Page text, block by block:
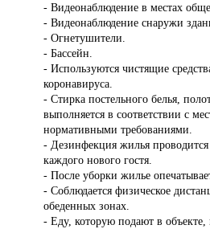
- Видеонаблюдение в местах
- Видеонаблюдение снаружи
- Огнетушители.
- Бассейн.
- Используются чистящие
коронавируса.
- Стирка постельного белья,
выполняется в соответствии с
нормативными требованиями.
- Дезинфекция жилья
каждого нового гостя.
- После уборки жилье
- Соблюдается физическое
обеденных зонах.
- Еду, которую подают в объекте,